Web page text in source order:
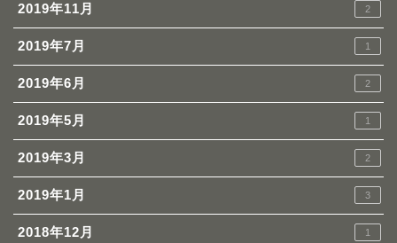
2019年11月 2
2019年7月 1
2019年6月 2
2019年5月 1
2019年3月 2
2019年1月 3
2018年12月 1